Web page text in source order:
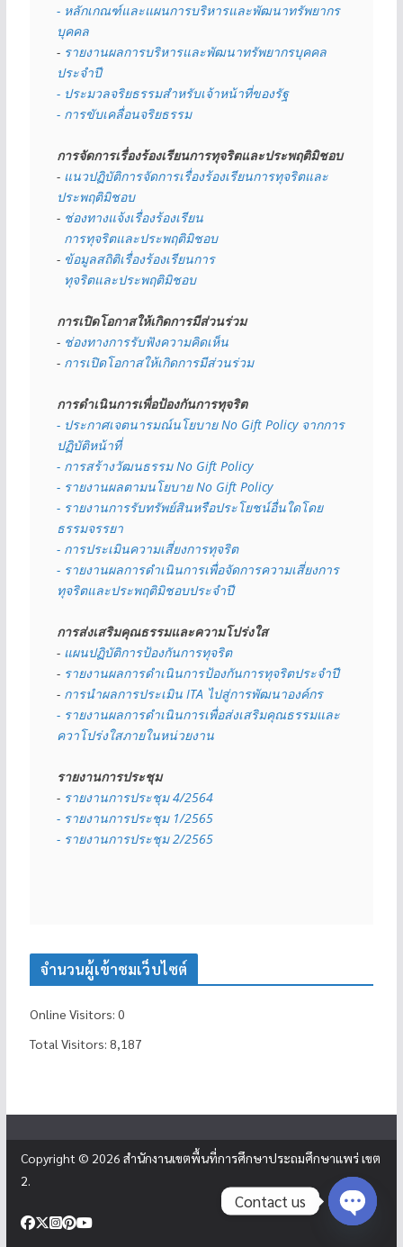
- หลักเกณฑ์และแผนการบริหารและพัฒนาทรัพยากร
บุคคล
- รายงานผลการบริหารและพัฒนาทรัพยากรบุคคล
ประจำปี
- ประมวลจริยธรรมสำหรับเจ้าหน้าที่ของรัฐ
- การขับเคลื่อนจริยธรรม
การจัดการเรื่องร้องเรียนการทุจริตและประพฤติมิชอบ
- แนวปฏิบัติการจัดการเรื่องร้องเรียนการทุจริตและ
ประพฤติมิชอบ
- ช่องทางแจ้งเรื่องร้องเรียน
  การทุจริตและประพฤติมิชอบ
- ข้อมูลสถิติเรื่องร้องเรียนการ
  ทุจริตและประพฤติมิชอบ
การเปิดโอกาสให้เกิดการมีส่วนร่วม
- ช่องทางการรับฟังความคิดเห็น
- การเปิดโอกาสให้เกิดการมีส่วนร่วม
การดำเนินการเพื่อป้องกันการทุจริต
- ประกาศเจตนารมณ์นโยบาย No Gift Policy จากการ
ปฏิบัติหน้าที่
- การสร้างวัฒนธรรม No Gift Policy
- รายงานผลตามนโยบาย No Gift Policy
- รายงานการรับทรัพย์สินหรือประโยชน์อื่นใดโดย
ธรรมจรรยา
- การประเมินความเสี่ยงการทุจริต
- รายงานผลการดำเนินการเพื่อจัดการความเสี่ยงการ
ทุจริตและประพฤติมิชอบประจำปี
การส่งเสริมคุณธรรมและความโปร่งใส
- แผนปฏิบัติการป้องกันการทุจริต
- รายงานผลการดำเนินการป้องกันการทุจริตประจำปี
- การนำผลการประเมิน ITA ไปสู่การพัฒนาองค์กร
- รายงานผลการดำเนินการเพื่อส่งเสริมคุณธรรมและ
ควาโปร่งใสภายในหน่วยงาน
รายงานการประชุม
- รายงานการประชุม 4/2564
- รายงานการประชุม 1/2565
- รายงานการประชุม 2/2565
จำนวนผู้เข้าชมเว็บไซต์
Online Visitors: 0
Total Visitors: 8,187
Copyright © 2026 สำนักงานเขตพื้นที่การศึกษาประถมศึกษาแพร่ เขต
2.
Contact us